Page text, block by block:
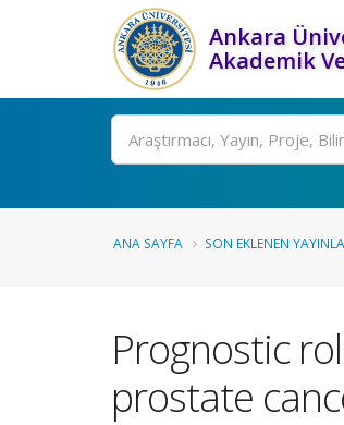
Ankara
Akademik
Ara
ANA SAYFA SON EKLENEN
Prognostic
prostate